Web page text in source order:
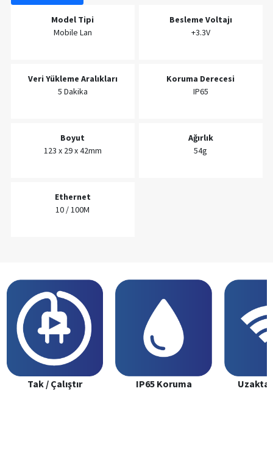
Model Tipi
Mobile Lan
Besleme Voltajı
+3.3V
Veri Yükleme Aralıkları
5 Dakika
Koruma Derecesi
IP65
Boyut
123 x 29 x 42mm
Ağırlık
54g
Ethernet
10 / 100M
Tak / Çalıştır IP65 Koruma